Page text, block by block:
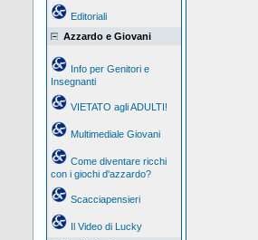
Editoriali
Azzardo e Giovani
Info per Genitori e
Insegnanti
VIETATO agli ADULTI!
Multimediale Giovani
Come diventare ricchi
con i giochi d'azzardo?
Scacciapensieri
Il Video di Lucky